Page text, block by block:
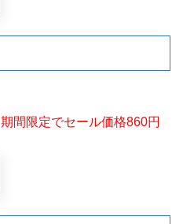
期間限定でセール価格860円